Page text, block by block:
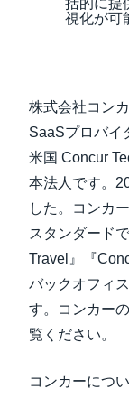
括的に提
視化が可
株式会社コン
SaaSプロバイ
米国 Concur
本法人です。
した。コンカ
スタンダード
Travel』『
バックオフィ
す。コンカー
覧ください。
コンカーにつ